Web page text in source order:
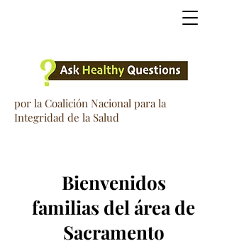
por la Coalición Nacional para la
Integridad de la Salud
Bienvenidos
familias del área de
Sacramento